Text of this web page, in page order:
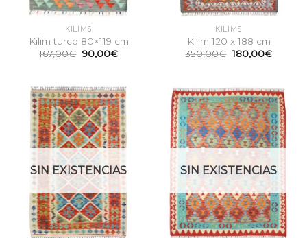
KILIMS
Kilim turco 80×119 cm
167,00€ El
precio
167,00€.
90,00€El
90,00€.
KILIMS
Kilim 120 x 188 cm
350,00€ El
precio
350,00€.
180,00€El
SIN EXISTENCIAS SIN EXISTENCIAS